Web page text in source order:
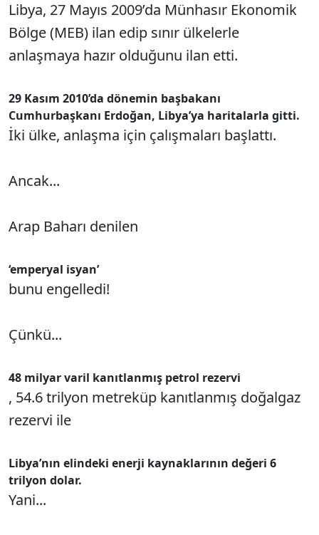
Libya, 27 Mayıs 2009’da Münhasır Ekonomik
Bölge (MEB) ilan edip sınır ülkelerle
anlaşmaya hazır olduğunu ilan etti.
29 Kasım 2010’da dönemin başbakanı
Cumhurbaşkanı Erdoğan, Libya’ya haritalarla gitti.
İki ülke, anlaşma için çalışmaları başlattı.
Ancak...
Arap Baharı denilen
‘emperyal isyan’
bunu engelledi!
Çünkü...
48 milyar varil kanıtlanmış petrol rezervi
, 54.6 trilyon metreküp kanıtlanmış doğalgaz
rezervi ile
Libya’nın elindeki enerji kaynaklarının değeri 6
trilyon dolar.
Yani...